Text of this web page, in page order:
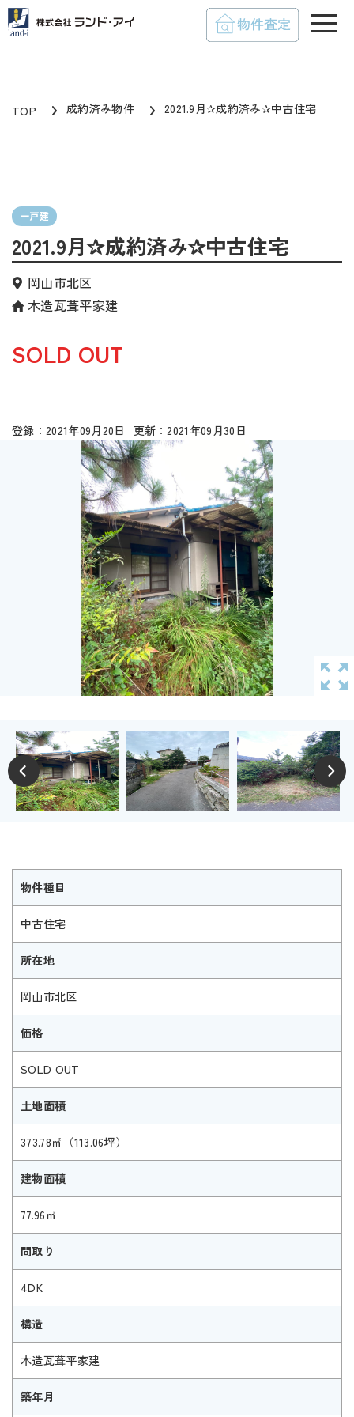
TOP 成約済み物件 2021.9月✰成約済み✰中古住宅
一戸建
2021.9月✰成約済み✰中古住宅
岡山市北区
木造瓦葺平家建
SOLD OUT
2021年09月20日 2021年09月30日
物件種目
中古住宅
所在地
岡山市北区
価格
SOLD OUT
土地面積
373.78㎡（113.06坪）
建物面積
77.96㎡
間取り
4DK
構造
木造瓦葺平家建
築年月